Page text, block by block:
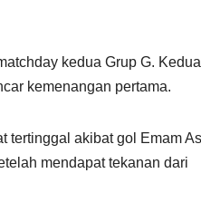
kedua Grup G.
kemenangan pertama.
tertinggal akibat gol Emam
mendapat tekanan dari